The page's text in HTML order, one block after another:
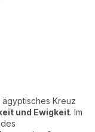
Kreuz
und Ewigkeit. Im